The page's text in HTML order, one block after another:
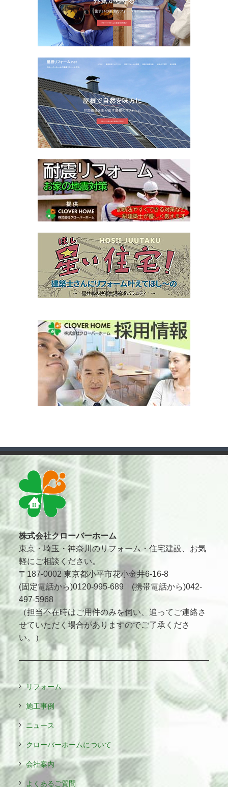
株式会社クローバーホーム
東京・埼玉・神奈川のリフォーム・住宅建設、お気
軽にご相談ください。
〒187-0002 東京都小平市花小金井6-16-8
(固定電話から)0120-995-689 (携帯電話から)042-
497-5968
（担当不在時はご用件のみを伺い、追ってご連絡さ
せていただく場合がありますのでご了承くださ
い。）
リフォーム
施工事例
ニュース
クローバーホームについて
会社案内
よくあるご質問